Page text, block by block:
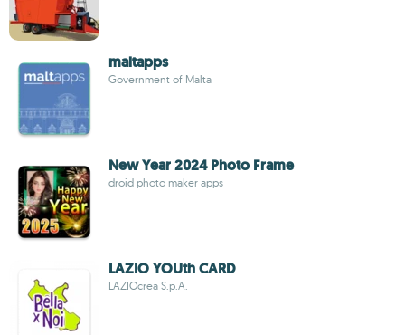
maltapps
Government of Malta
New Year 2024 Photo Frame
droid photo maker apps
LAZIO YOUth CARD
LAZIOcrea S.p.A.